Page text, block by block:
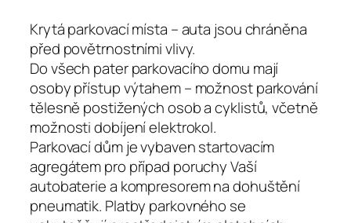
Krytá parkovací místa – auta jsou chráněna
před povětrnostními vlivy.
Do všech pater parkovacího domu mají
osoby přístup výtahem – možnost parkování
tělesně postižených osob a cyklistů, včetně
možnosti dobíjení elektrokol.
Parkovací dům je vybaven startovacím
agregátem pro případ poruchy Vaší
autobaterie a kompresorem na dohuštění
pneumatik. Platby parkovného se